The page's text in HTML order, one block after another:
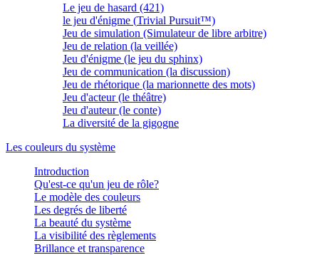
Le jeu de hasard (421)
le jeu d'énigme (Trivial Pursuit™)
Jeu de simulation (Simulateur de libre arbitre)
Jeu de relation (la veillée)
Jeu d'énigme (le jeu du sphinx)
Jeu de communication (la discussion)
Jeu de rhétorique (la marionnette des mots)
Jeu d'acteur (le théâtre)
Jeu d'auteur (le conte)
La diversité de la gigogne
Les couleurs du système
Introduction
Qu'est-ce qu'un jeu de rôle?
Le modèle des couleurs
Les degrés de liberté
La beauté du système
La visibilité des règlements
Brillance et transparence